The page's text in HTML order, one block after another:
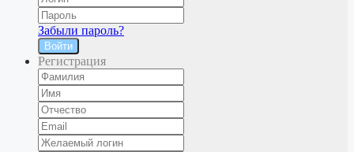
Забыли пароль?
Войти
Регистрация